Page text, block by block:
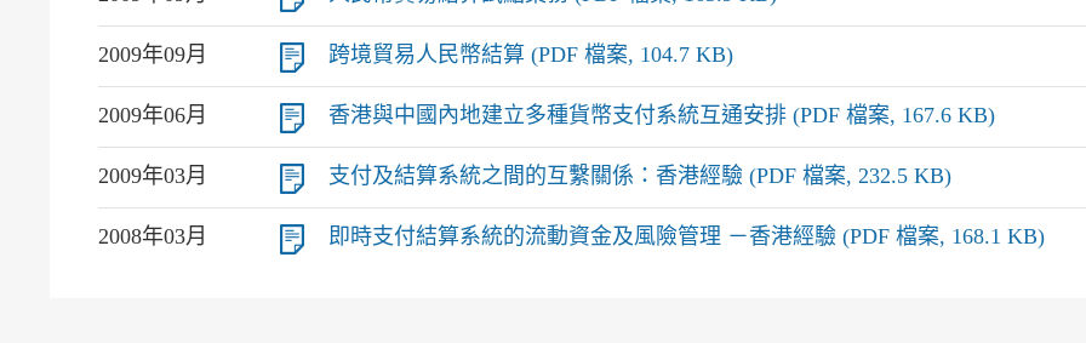
2009年09月 跨境貿易人民幣結算 (PDF 檔案, 104.7 KB)
2009年06月 香港與中國內地建立多種貨幣支付系統互通安排 (PDF 檔案, 167.6 KB)
2009年03月 支付及結算系統之間的互繫關係：香港經驗 (PDF 檔案, 232.5 KB)
2008年03月 即時支付結算系統的流動資金及風險管理 －香港經驗 (PDF 檔案, 168.1 KB)